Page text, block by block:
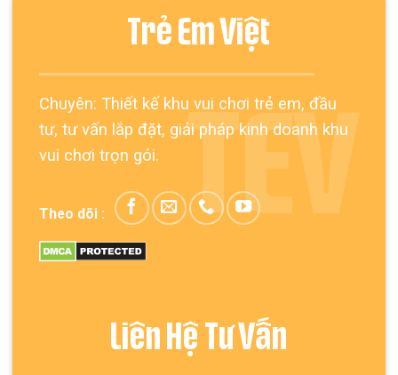
Trẻ Em Việt
Chuyên: Thiết kế khu vui chơi trẻ em, đầu
tư, tư vấn lắp đặt, giải pháp kinh doanh khu
vui chơi trọn gói.
Theo dõi : TEV
Liên Hệ Tư Vấn